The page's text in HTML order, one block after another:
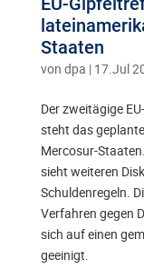
Staaten
von dpa | 17.Jul
Der zweitägige
steht das
Mercosur-
sieht weiteren
Schuldenregeln.
Verfahren gegen
sich auf einen
geeinigt.